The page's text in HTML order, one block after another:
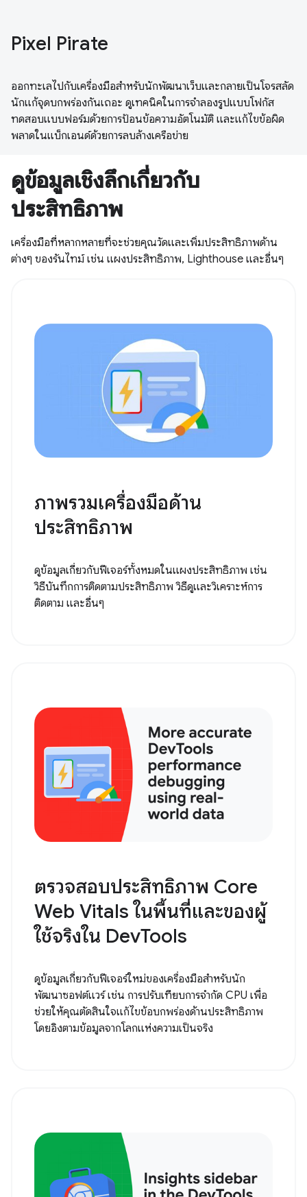
Pixel Pirate
ออกทะเลไปกับเครื่องมือสำหรับนักพัฒนาเว็บและกลายเป็นโจรสลัด
นักแก้จุดบกพร่องกันเถอะ ดูเทคนิคในการจำลองรูปแบบโฟกัส
ทดสอบแบบฟอร์มด้วยการป้อนข้อความอัตโนมัติ และแก้ไขข้อผิด
พลาดในแบ็กเอนด์ด้วยการลบล้างเครือข่าย
ดูข้อมูลเชิงลึกเกี่ยวกับ
ประสิทธิภาพ
เครื่องมือที่หลากหลายที่จะช่วยคุณวัดและเพิ่มประสิทธิภาพด้าน
ต่างๆ ของรันไทม์ เช่น แผงประสิทธิภาพ, Lighthouse และอื่นๆ
ภาพรวมเครื่องมือด้าน
ประสิทธิภาพ
ดูข้อมูลเกี่ยวกับฟีเจอร์ทั้งหมดในแผงประสิทธิภาพ เช่น
วิธีบันทึกการติดตามประสิทธิภาพ วิธีดูและวิเคราะห์การ
ติดตาม และอื่นๆ
ตรวจสอบประสิทธิภาพ Core
Web Vitals ในพื้นที่และของผู้
ใช้จริงใน DevTools
ดูข้อมูลเกี่ยวกับฟีเจอร์ใหม่ของเครื่องมือสำหรับนัก
พัฒนาซอฟต์แวร์ เช่น การปรับเทียบการจำกัด CPU เพื่อ
ช่วยให้คุณตัดสินใจแก้ไขข้อบกพร่องด้านประสิทธิภาพ
โดยอิงตามข้อมูลจากโลกแห่งความเป็นจริง